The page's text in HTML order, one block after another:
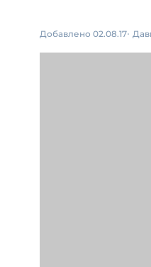
Добавлено 02.08.17